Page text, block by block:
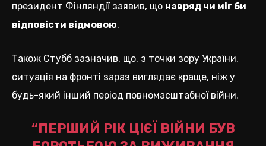
президент Фінляндії заявив, що навряд чи міг би
відповісти відмовою.
Також Стубб зазначив, що, з точки зору України,
ситуація на фронті зараз виглядає краще, ніж у
будь-який інший період повномасштабної війни.
“ПЕРШИЙ РІК ЦІЄЇ ВІЙНИ БУВ